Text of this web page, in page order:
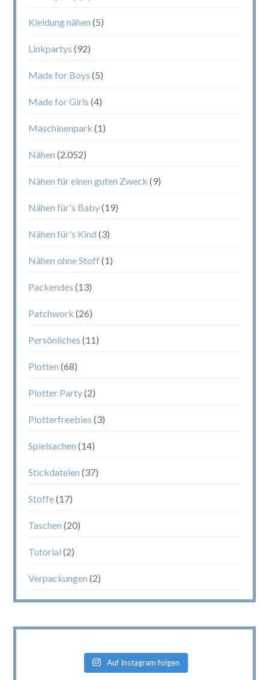
Kleidung nähen (5)
Linkpartys (92)
Made for Boys (5)
Made for Girls (4)
Maschinenpark (1)
Nähen (2.052)
Nähen für einen guten Zweck (9)
Nähen für's Baby(19)
Nähen für's Kind (3)
Nähen ohne Stoff (1)
Packendes (13)
Patchwork (26)
Persönliches (11)
Plotten (68)
Plotter Party(2)
Plotterfreebies (3)
Spielsachen (14)
Stickdateien (37)
Stoffe(17)
Taschen (20)
Tutorial (2)
Verpackungen (2)
Auf Instagram folgen